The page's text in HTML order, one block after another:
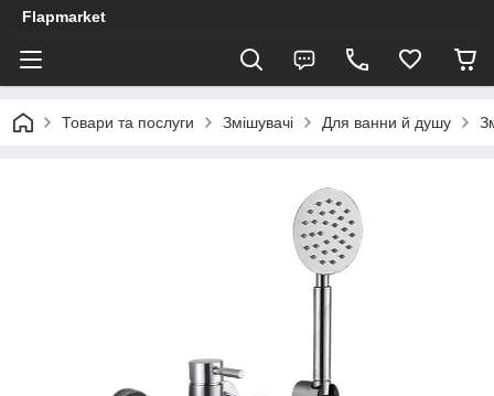
Flapmarket
Товари та послуги Змішувачі Для ванни й душу